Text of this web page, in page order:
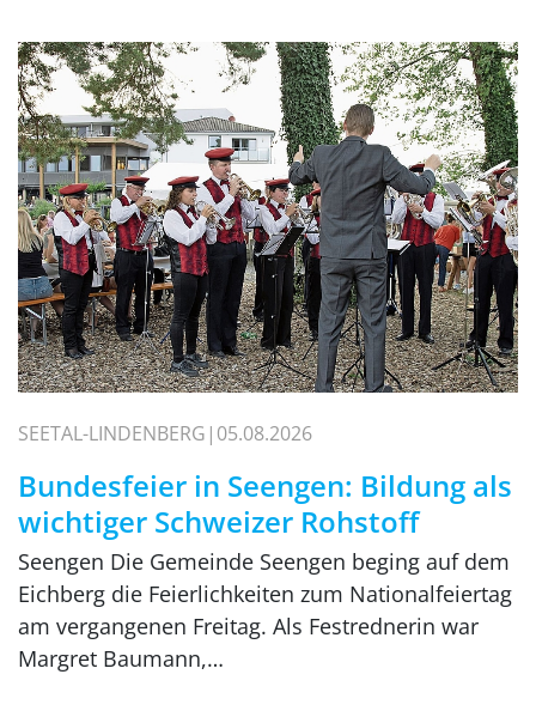
SEETAL-LINDENBERG 05.08.2026
Bundesfeier in Seengen: Bildung als
wichtiger Schweizer Rohstoff
Seengen Die Gemeinde Seengen beging auf dem
Eichberg die Feierlichkeiten zum Nationalfeiertag
am vergangenen Freitag. Als Festrednerin war
Margret Baumann,…